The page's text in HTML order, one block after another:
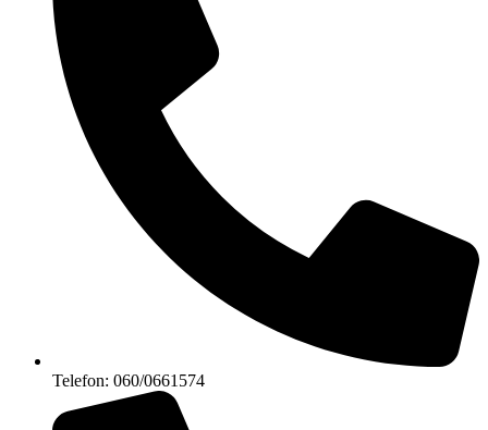
Telefon: 060/0661574